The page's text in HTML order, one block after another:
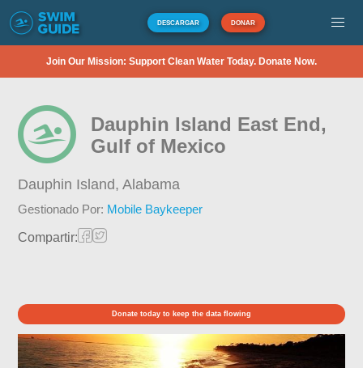
DESCARGAR DONAR
Join Our Mission: Support Clean Water Today. Donate Now.
Dauphin Island East End,
Gulf of Mexico
Dauphin Island,Alabama
Gestionado Por: Mobile Baykeeper
Compartir:
Donate today to keep the data flowing